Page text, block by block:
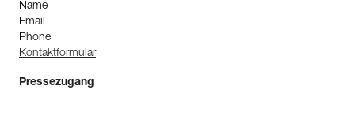
Name
Email
Phone
Kontaktformular
Pressezugang